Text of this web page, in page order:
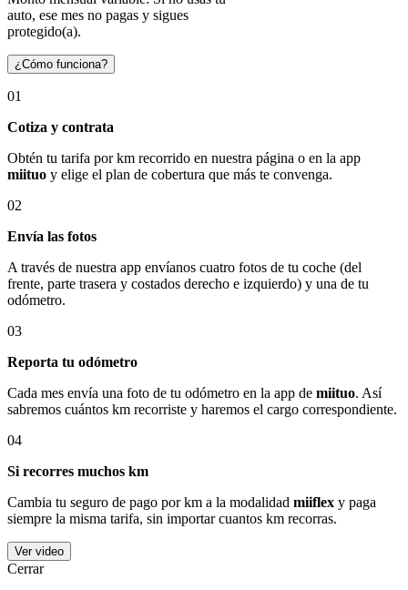
auto, ese mes no pagas y sigues
protegido(a).
¿Cómo funciona?
01
Cotiza y contrata
Obtén tu tarifa por km recorrido en nuestra página o en la app
miituo y elige el plan de cobertura que más te convenga.
02
Envía las fotos
A través de nuestra app envíanos cuatro fotos de tu coche (del
frente, parte trasera y costados derecho e izquierdo) y una de tu
odómetro.
03
Reporta tu odómetro
Cada mes envía una foto de tu odómetro en la app de miituo. Así
sabremos cuántos km recorriste y haremos el cargo correspondiente.
04
Si recorres muchos km
Cambia tu seguro de pago por km a la modalidad miiflex y paga
siempre la misma tarifa, sin importar cuantos km recorras.
Ver video
Cerrar